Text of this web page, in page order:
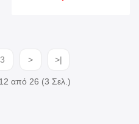
3 > >|
από 26 (3 Σελ.)